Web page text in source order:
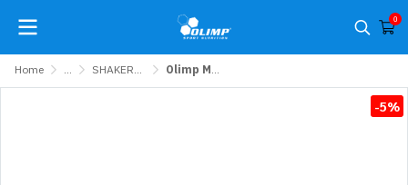
0
Home ... SHAKERS, CAPS, GLOVES & ACCESSORIES Olimp Men's Hat Team Olimp Universal size Grey
-5%